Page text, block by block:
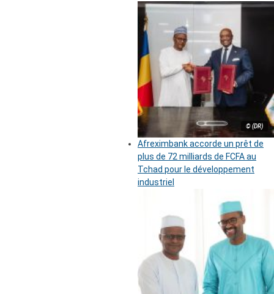
© (DR)
Afreximbank accorde un prêt de
plus de 72 milliards de FCFA au
Tchad pour le développement
industriel